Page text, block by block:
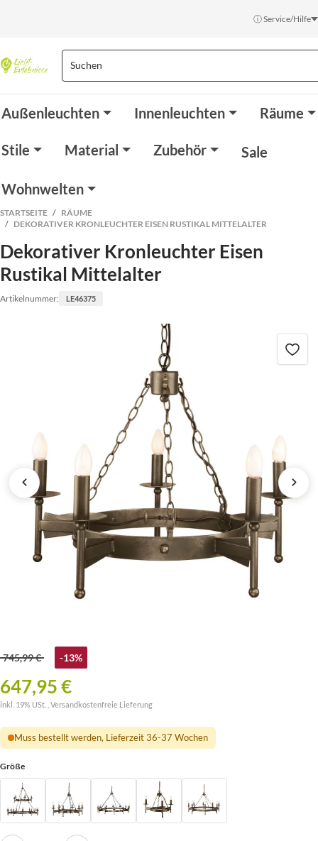
ⓘ Service/Hilfe
Außenleuchten Innenleuchten Räume
Stile Material Zubehör Sale
Wohnwelten
STARTSEITE
RÄUME
DEKORATIVER KRONLEUCHTER EISEN RUSTIKAL MITTELALTER
Dekorativer Kronleuchter Eisen
Rustikal Mittelalter
Artikelnummer: LE46375
745,99 € -13%
647,95 €
inkl. 19% USt. , Versandkostenfreie Lieferung
Muss bestellt werden, Lieferzeit 36-37 Wochen
Größe